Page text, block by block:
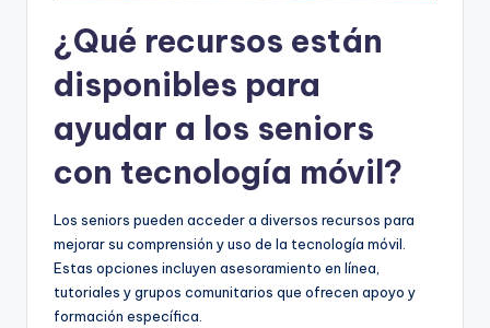
¿Qué recursos están
disponibles para
ayudar a los seniors
con tecnología móvil?
Los seniors pueden acceder a diversos recursos para
mejorar su comprensión y uso de la tecnología móvil.
Estas opciones incluyen asesoramiento en línea,
tutoriales y grupos comunitarios que ofrecen apoyo y
formación específica.